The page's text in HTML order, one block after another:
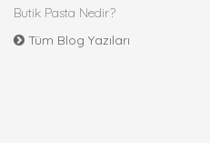
Butik Pasta Nedir?
Tüm Blog Yazıları